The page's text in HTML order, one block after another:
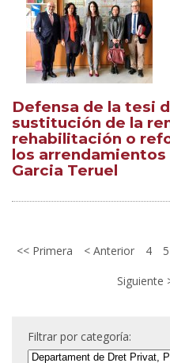
Defensa de la tesi
sustitución de la
rehabilitación o
los arrendamientos
Garcia Teruel
Primera Anterior 4 5
Siguiente
Filtrar por categoría: